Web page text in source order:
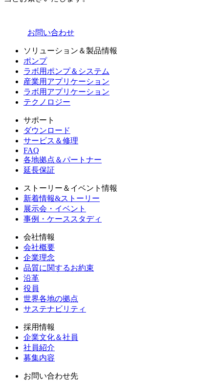
お問い合わせ
ソリューション＆製品情報
ポンプ
ラボ用ポンプ＆システム
産業用アプリケーション
ラボ用アプリケーション
テクノロジー
サポート
ダウンロード
サービス＆修理
FAQ
各地拠点＆パートナー
延長保証
ストーリー＆イベント情報
新着情報&ストーリー
展示会・イベント
事例・ケーススタディ
会社情報
会社概要
企業理念
品質に関するお約束
沿革
役員
世界各地の拠点
サステナビリティ
採用情報
企業文化＆社員
社員紹介
募集内容
お問い合わせ先